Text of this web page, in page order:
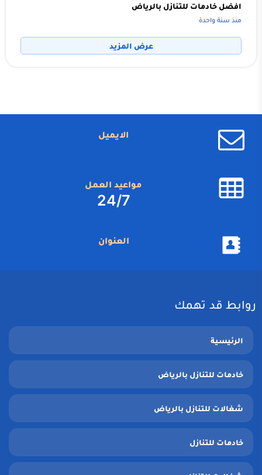
افضل خادمات للتنازل بالرياض
منذ سنة واحدة
عرض المزيد
الايميل
مواعيد العمل
24/7
العنوان
روابط قد تهمك
الرئيسية
خادمات للتنازل بالرياض
شغالات للتنازل بالرياض
خادمات للتنازل